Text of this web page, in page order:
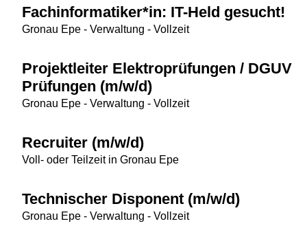
Fachinformatiker*in: IT-Held gesucht!
Gronau Epe - Verwaltung - Vollzeit
Projektleiter Elektroprüfungen / DGUV
Prüfungen (m/w/d)
Gronau Epe - Verwaltung - Vollzeit
Recruiter (m/w/d)
Voll- oder Teilzeit in Gronau Epe
Technischer Disponent (m/w/d)
Gronau Epe - Verwaltung - Vollzeit